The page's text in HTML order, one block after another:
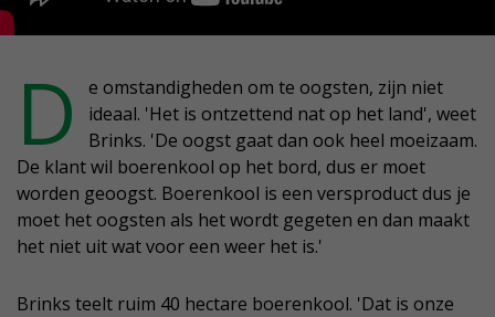
D
e omstandigheden om te oogsten, zijn niet
ideaal. 'Het is ontzettend nat op het land', weet
Brinks. 'De oogst gaat dan ook heel moeizaam.
De klant wil boerenkool op het bord, dus er moet
worden geoogst. Boerenkool is een versproduct dus je
moet het oogsten als het wordt gegeten en dan maakt
het niet uit wat voor een weer het is.'
Brinks teelt ruim 40 hectare boerenkool. 'Dat is onze